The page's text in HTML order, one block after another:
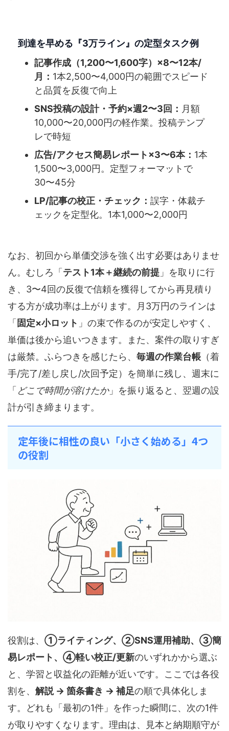
到達を早める『3万ライン』の定型タスク例
記事作成（1,200〜1,600字）×8〜12本/
月： 1本2,500〜4,000円の範囲でスピード
と品質を反復で向上
SNS投稿の設計・予約×週2〜3回： 月額
10,000〜20,000円の軽作業。投稿テンプ
レで時短
広告/アクセス簡易レポート×3〜6本： 1本
1,500〜3,000円。定型フォーマットで
30〜45分
LP/記事の校正・チェック： 誤字・体裁チ
ェックを定型化。1本1,000〜2,000円
なお、初回から単価交渉を強く出す必要はありませ
ん。むしろ「テスト1本＋継続の前提 」を取りに行
き、3〜4回の反復で信頼を獲得してから再見積り
する方が成功率は上がります。月3万円のラインは
「固定×小ロット 」の束で作るのが安定しやすく、
単価は後から追いつきます。また、案件の取りすぎ
は厳禁。ふらつきを感じたら、 毎週の作業台帳 （着
手/完了/差し戻し/次回予定）を簡単に残し、週末に
「どこで時間が溶けたか」を振り返ると、翌週の設
計が引き締まります。
定年後に相性の良い「小さく始める」4つ
の役割
役割は、 ①ライティング、②SNS運用補助、③簡
易レポート、④軽い校正/更新のいずれかから選ぶ
と、学習と収益化の距離が近いです。ここでは各役
割を、 解説 → 箇条書き → 補足の順で具体化しま
す。どれも「最初の1件」を作った瞬間に、次の1件
が取りやすくなります。理由は、見本と納期順守が